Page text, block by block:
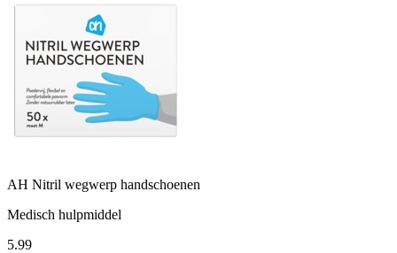
AH Nitril wegwerp handschoenen
Medisch hulpmiddel
5.99